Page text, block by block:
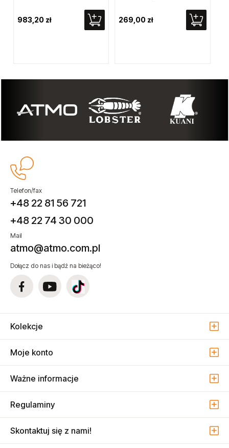
983,20 zł 269,00 zł
Telefon/fax
+48 22 81 56 721
+48 22 74 30 000
Mail
atmo@atmo.com.pl
Dołącz do nas i bądź na bieżąco!
Kolekcje
Moje konto
Ważne informacje
Regulaminy
Skontaktuj się z nami!